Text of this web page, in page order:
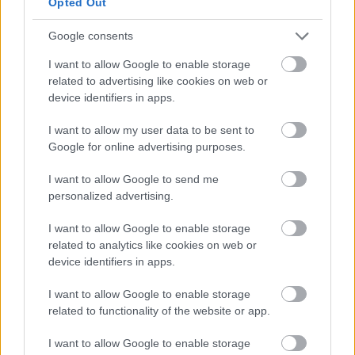
Google consents
I want to allow Google to enable storage
related to advertising like cookies on web or
device identifiers in apps.
I want to allow my user data to be sent to
Google for online advertising purposes.
I want to allow Google to send me
personalized advertising.
I want to allow Google to enable storage
related to analytics like cookies on web or
device identifiers in apps.
I want to allow Google to enable storage
related to functionality of the website or app.
I want to allow Google to enable storage
Παράδειγμα μπλοκαρισμένου email από απατεώνες
Ο απώτερος στόχος των δραστών που
χρησιμοποιούν τη συγκεκριμένη μέθοδο είναι να
πείσουν την επιχείρηση να καταβάλει μια
λεγόμενη «προκαταβολή», η οποία υποτίθεται ότι
απαιτείται για την εξασφάλιση προτεραιότητας
σε λίστα υποψήφιων συνεργατών. Οι δράστες
ισχυρίζονται ότι το ποσό αυτό θα επιστραφεί
συνεργασίας. Στην πραγματικότητα, η υπόσχεση